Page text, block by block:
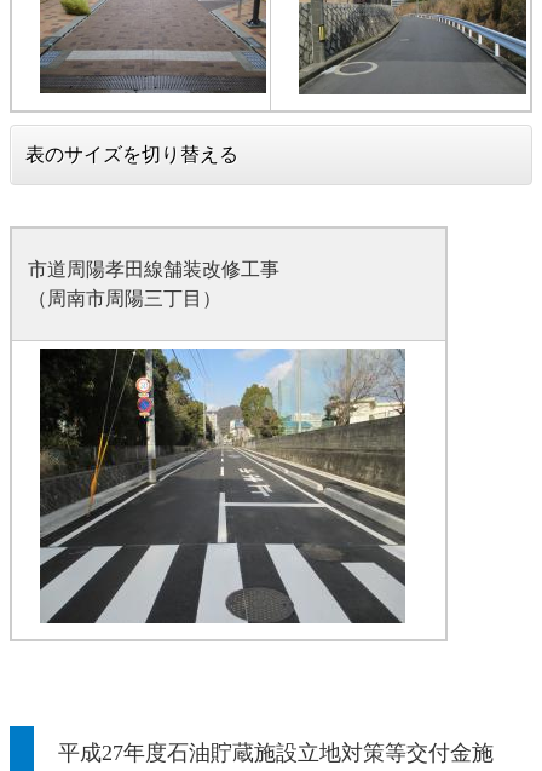
表のサイズを切り替える
市道周陽孝田線舗装改修工事
（周南市周陽三丁目）
平成27年度石油貯蔵施設立地対策等交付金施